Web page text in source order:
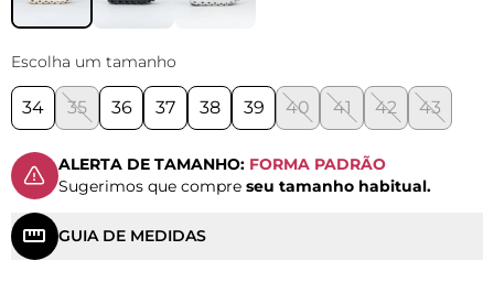
Escolha um tamanho
34 35 36 37 38 39 40 41 42 43
ALERTA DE TAMANHO: FORMA PADRÃO
Sugerimos que compre seu tamanho habitual.
GUIA DE MEDIDAS